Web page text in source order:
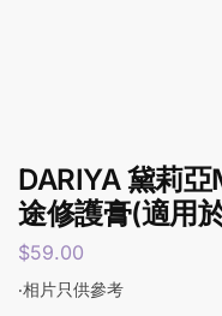
DARIYA 黛莉
途修護膏(適用
$59.00
‧相片只供參考